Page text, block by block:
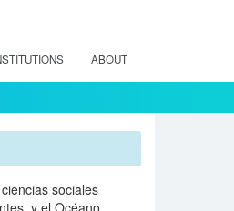
ABOUT
sociales
y el Océano